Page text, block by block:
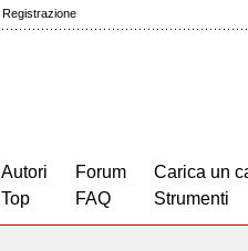
Registrazione
Autori
Top
Forum
FAQ
Carica un
Strumenti